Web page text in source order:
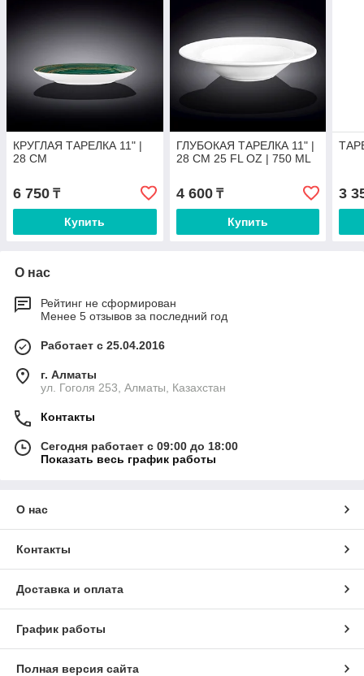
КРУГЛАЯ ТАРЕЛКА 11" |
28 CM
6 750 ₸
Купить
ГЛУБОКАЯ ТАРЕЛКА 11" |
28 CM 25 FL OZ | 750 ML
4 600₸
Купить
3
О нас
Рейтинг не сформирован
Менее 5 отзывов за последний год
Работает с 25.04.2016
г. Алматы
ул. Гоголя 253, Алматы, Казахстан
Контакты
Сегодня работает с 09:00 до 18:00
Показать весь график работы
О нас
Контакты
Доставка и оплата
График работы
Полная версия сайта